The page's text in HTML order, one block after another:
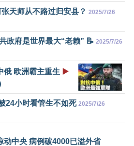
天师从不路过归安县？ 2025/7/26
政府是世界最大“老赖” 📝 2025/7/26
俄 欧洲霸主重生 ▶️
24小时看管生不如死 2025/7/26
动中央 病例破4000已溢外省